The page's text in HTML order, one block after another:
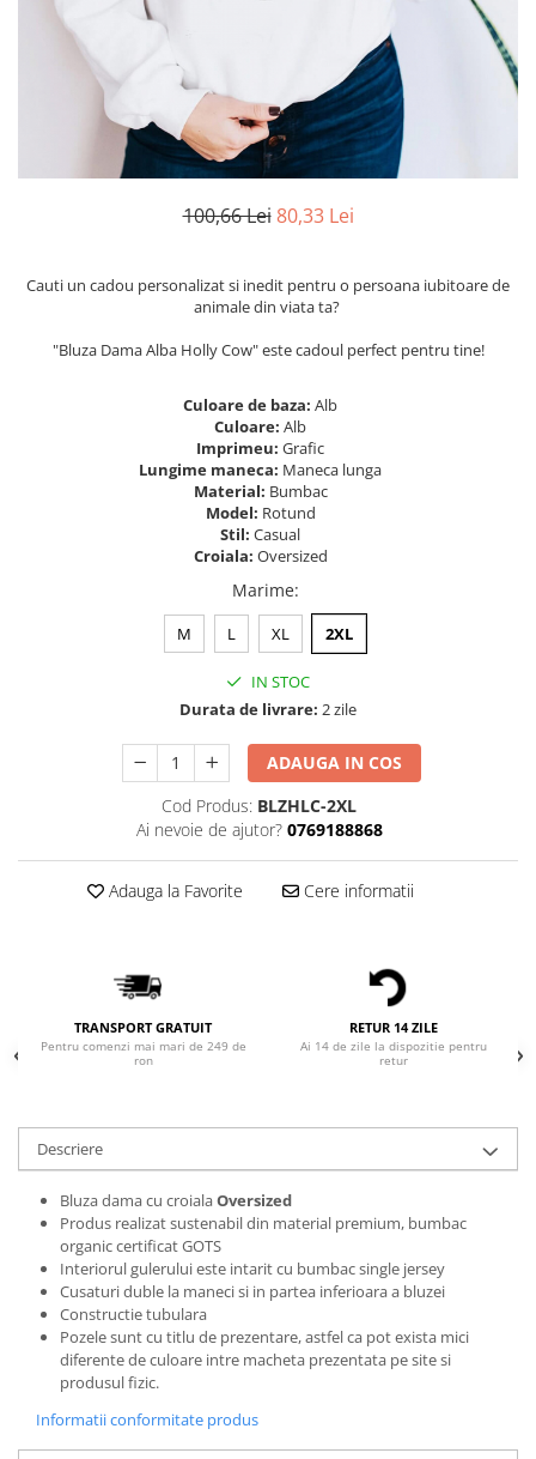
Tricouri Lips
Tricouri Love
Tricouri Mom
Tricouri Moon
Tricouri Paris
Tricouri Petrecerea Burlacitelor
Tricouri Retro
Tricouri Toamna
Tricouri Valentine's Day
Bluze Love
Bluze Primavara
Bluze Tattoo
Hanorace Unisex
Body-uri
Tricouri Japoneze
Tricouri Samurai
Tricouri Skull
Tricouri Sport
Tricouri Tattoo
Rap/Hip-Hop
Rock
100,66 Lei 80,33 Lei
Cauti un cadou personalizat si inedit pentru o persoana iubitoare de
animale din viata ta?
"Bluza Dama Alba Holly Cow" este cadoul perfect pentru tine!
Culoare de baza: Alb
Culoare: Alb
Imprimeu: Grafic
Lungime maneca: Maneca lunga
Material: Bumbac
Model: Rotund
Stil: Casual
Croiala: Oversized
Marime:
M L XL 2XL
IN STOC
Durata de livrare: 2 zile
ADAUGA IN COS
Cod Produs: BLZHLC-2XL
Ai nevoie de ajutor? 0769188868
Adauga la Favorite Cere informatii
TRANSPORT GRATUIT
Pentru comenzi mai mari de 249 de
ron
RETUR 14 ZILE
Ai 14 de zile la dispozitie pentru
retur
Descriere
Bluza dama cu croialaOversized
Produs realizat sustenabil din material premium, bumbac
organic certificat GOTS
Interiorul gulerului este intarit cu bumbac single jersey
Cusaturi duble la maneci si in partea inferioara a bluzei
Constructie tubulara
Pozele sunt cu titlu de prezentare, astfel ca pot exista mici
diferente de culoare intre macheta prezentata pe site si
produsul fizic.
Informatii conformitate produs